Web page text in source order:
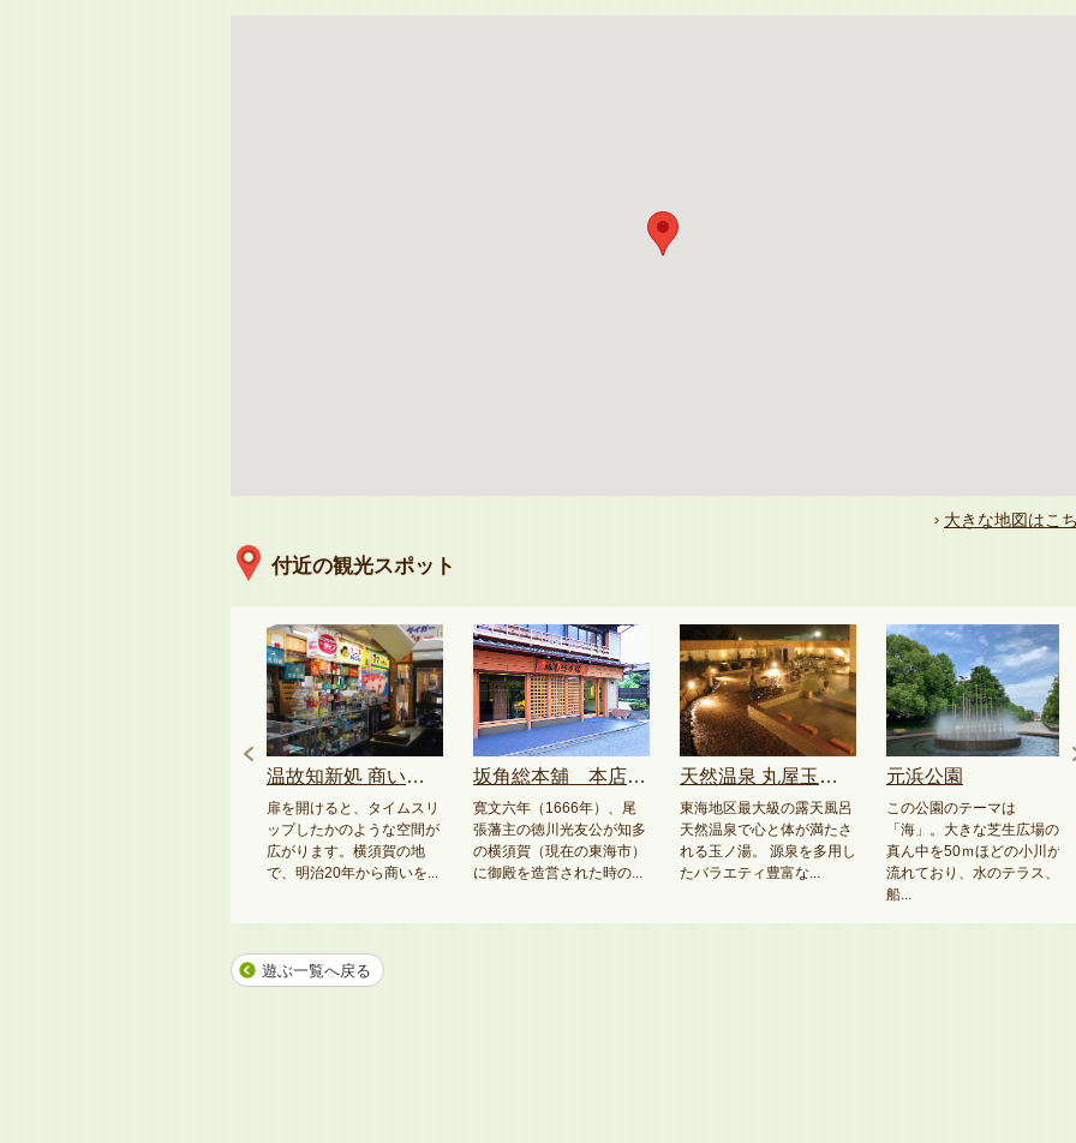
大きな地図はこ
付近の観光スポット
温故知新処 商い史料館
扉を開けると、タイムスリ
ップしたかのような空間が
広がります。横須賀の地
で、明治20年から商いを...
坂角総本舖 本店（ゆかり発祥の地）
寛文六年（1666年）、尾
張藩主の徳川光友公が知多
の横須賀（現在の東海市）
に御殿を造営された時の...
天然温泉 丸屋玉ノ湯
東海地区最大級の露天風呂
天然温泉で心と体が満たさ
れる玉ノ湯。 源泉を多用し
たバラエティ豊富な...
元浜公園
この公園のテーマは
「海」。大きな芝生広場の
真ん中を50ｍほどの小川が
流れており、水のテラス、
船...
遊ぶ一覧へ戻る